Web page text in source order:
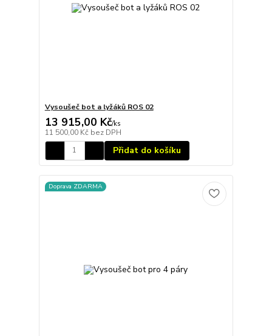
Vysoušeč bot a lyžáků ROS 02
13 915,00 Kč/ks
11 500,00 Kč bez DPH
Přidat do košíku
Doprava ZDARMA